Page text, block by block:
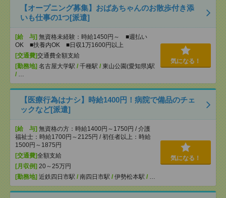
【オープニング募集】おばあちゃんのお散歩付き添
いも仕事の1つ[派遣]
[給 与] 無資格未経験：時給1450円～ ■週払い
OK ■扶養内OK ■日収1万1600円以上
[交通費]交通費全額支給
[勤務地] 名古屋大学駅 / 千種駅 / 東山公園(愛知県)駅
/ …
気になる！
【医療行為はナシ】時給1400円！病院で備品のチェ
ックなど[派遣]
[給 与] 無資格の方：時給1400円～1750円 / 介護
福祉士：時給1700円～2125円 / 初任者以上：時給
1500円～1875円
[交通費]全額支給
[月収例] 20～25万円
[勤務地] 近鉄四日市駅 / 南四日市駅 / 伊勢松本駅 / …
気になる！